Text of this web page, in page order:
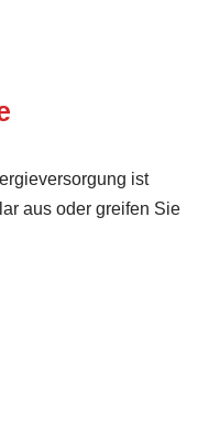
ist
aus oder greifen Sie